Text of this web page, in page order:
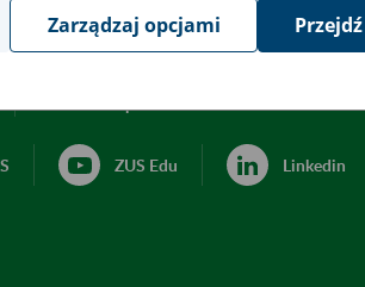
ZUS Edu Linkedin
Zarządzaj opcjami